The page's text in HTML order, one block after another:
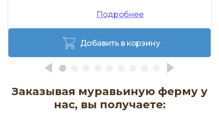
Подробнее
Добавить в корзину
Заказывая муравьиную ферму у
нас, вы получаете: